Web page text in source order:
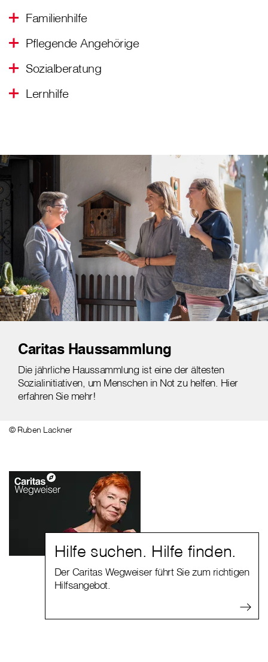
Familienhilfe
Pflegende Angehörige
Sozialberatung
Lernhilfe
Caritas Haussammlung
Die jährliche Haussammlung ist eine der ältesten
Sozialinitiativen, um Menschen in Not zu helfen. Hier
erfahren Sie mehr!
© Ruben Lackner
Hilfe suchen. Hilfe finden.
Der Caritas Wegweiser führt Sie zum richtigen
Hilfsangebot.